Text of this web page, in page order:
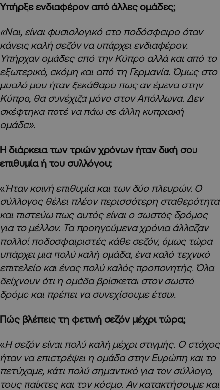
Υπήρξε ενδιαφέρον από άλλες ομάδες;
«Ναι, είναι φυσιολογικό στο ποδόσφαιρο όταν
κάνεις καλή σεζόν να υπάρχει ενδιαφέρον.
Υπήρχαν ομάδες από την Κύπρο αλλά και από το
εξωτερικό, ακόμη και από τη Γερμανία. Όμως στο
μυαλό μου ήταν ξεκάθαρο πως αν έμενα στην
Κύπρο, θα συνέχιζα μόνο στον Απόλλωνα. Δεν
σκέφτηκα ποτέ να πάω σε άλλη κυπριακή
ομάδα».
Η διάρκεια των τριών χρόνων ήταν δική σου
επιθυμία ή του συλλόγου;
«Ήταν κοινή επιθυμία και των δύο πλευρών. Ο
σύλλογος θέλει πλέον περισσότερη σταθερότητα
και πιστεύω πως αυτός είναι ο σωστός δρόμος
για το μέλλον. Τα προηγούμενα χρόνια άλλαζαν
πολλοί ποδοσφαιριστές κάθε σεζόν, όμως τώρα
υπάρχει μια πολύ καλή ομάδα, ένα καλό τεχνικό
επιτελείο και ένας πολύ καλός προπονητής. Όλα
δείχνουν ότι η ομάδα βρίσκεται στον σωστό
δρόμο και πρέπει να συνεχίσουμε έτσι».
Πώς βλέπεις τη φετινή σεζόν μέχρι τώρα;
«Η σεζόν είναι πολύ καλή μέχρι στιγμής. Ο στόχος
ήταν να επιστρέψει η ομάδα στην Ευρώπη και το
πετύχαμε, κάτι πολύ σημαντικό για τον σύλλογο,
τους παίκτες και τον κόσμο. Αν κατακτήσουμε και